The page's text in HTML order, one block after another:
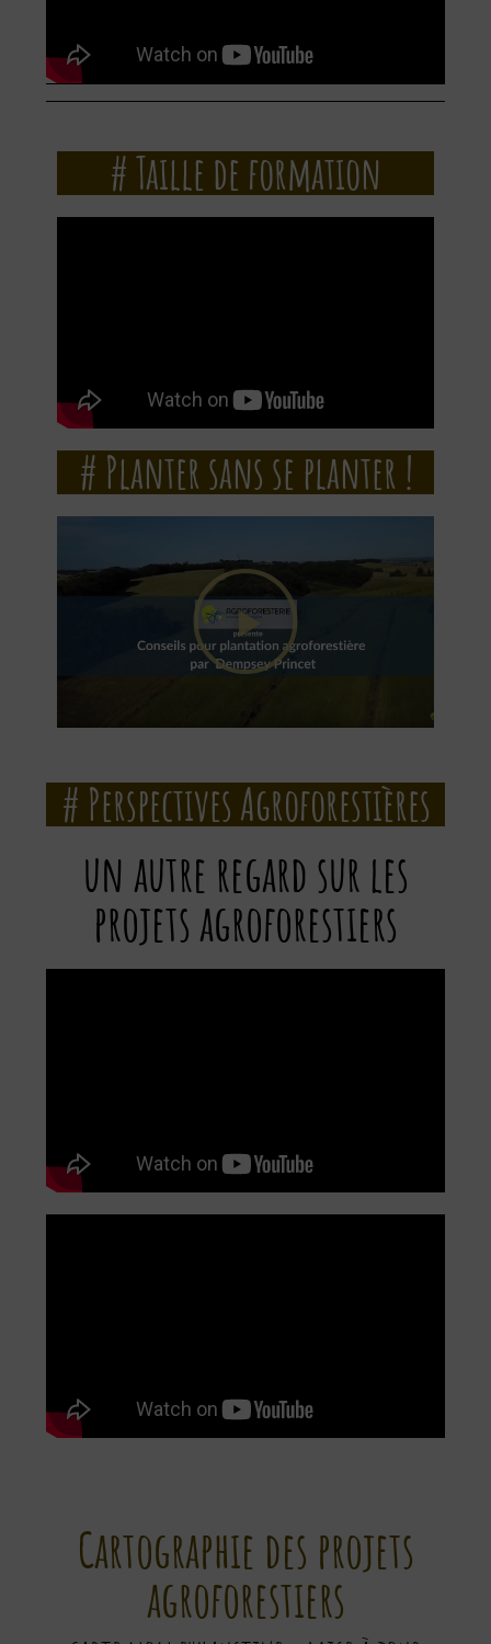
# Taille de formation
# Planter sans se planter !
# Perspectives Agroforestières
un autre regard sur les
projets agroforestiers
Cartographie des projets
agroforestiers